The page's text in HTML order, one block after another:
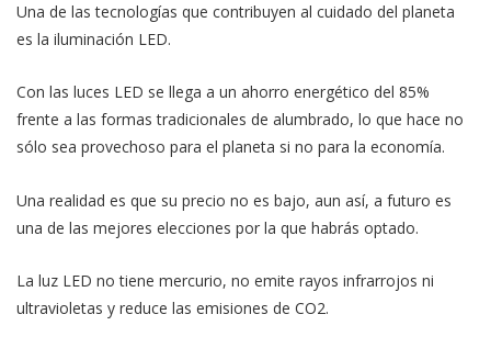
Una de las tecnologías que contribuyen al cuidado del planeta
es la iluminación LED.
Con las luces LED se llega a un ahorro energético del 85%
frente a las formas tradicionales de alumbrado, lo que hace no
sólo sea provechoso para el planeta si no para la economía.
Una realidad es que su precio no es bajo, aun así, a futuro es
una de las mejores elecciones por la que habrás optado.
La luz LED no tiene mercurio, no emite rayos infrarrojos ni
ultravioletas y reduce las emisiones de CO2.